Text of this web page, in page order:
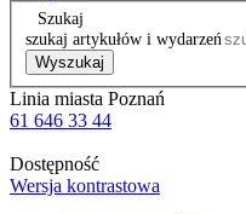
Szukaj
szukaj artykułów i wydarzeń
Wyszukaj
Linia miasta Poznań
61 646 33 44
Dostępność
Wersja kontrastowa